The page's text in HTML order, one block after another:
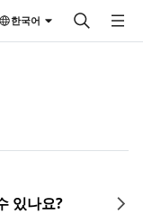
한국어
있나요?